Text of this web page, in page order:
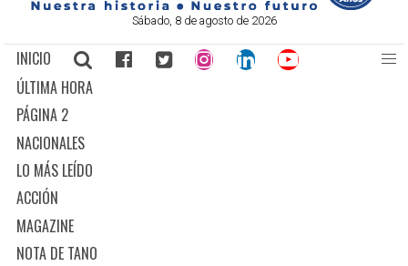
Sábado, 8 de agosto de 2026
INICIO
ÚLTIMA HORA
PÁGINA 2
NACIONALES
LO MÁS LEÍDO
ACCIÓN
MAGAZINE
NOTA DE TANO